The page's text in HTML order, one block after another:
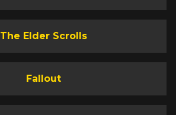
The Elder Scrolls
Fallout